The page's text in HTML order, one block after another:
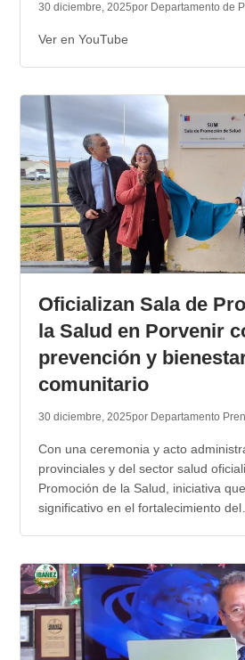
30 diciembre, 2025por Departamento de
Ver en YouTube
Oficializan Sala de
la Salud en Porvenir
prevención y
comunitario
30 diciembre, 2025por Departamento
Con una ceremonia y acto
provinciales y del sector salud
Promoción de la Salud, iniciativa
significativo en el fortalecimiento